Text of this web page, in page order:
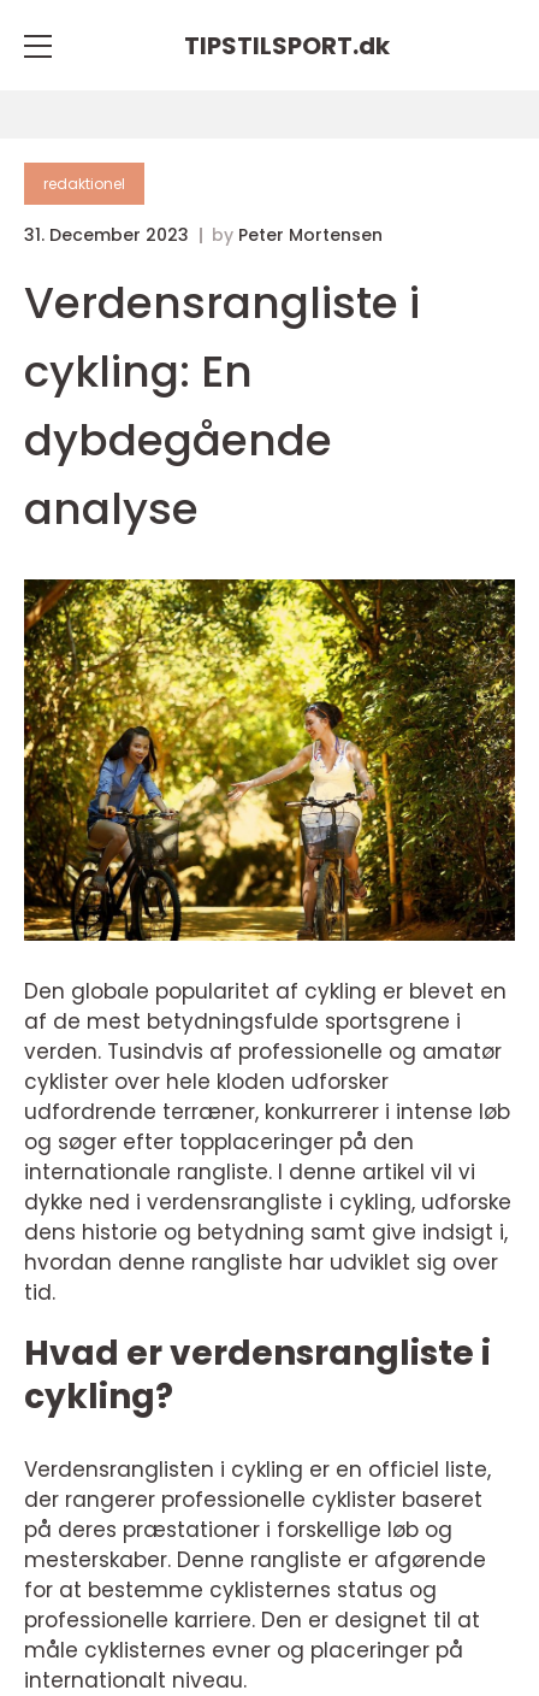
TIPSTILSPORT.dk
redaktionel
31. December 2023 by Peter Mortensen
Verdensrangliste i
cykling: En
dybdegående
analyse
Den globale popularitet af cykling er blevet en
af de mest betydningsfulde sportsgrene i
verden. Tusindvis af professionelle og amatør
cyklister over hele kloden udforsker
udfordrende terræner, konkurrerer i intense løb
og søger efter topplaceringer på den
internationale rangliste. I denne artikel vil vi
dykke ned i verdensrangliste i cykling, udforske
dens historie og betydning samt give indsigt i,
hvordan denne rangliste har udviklet sig over
tid.
Hvad er verdensrangliste i
cykling?
Verdensranglisten i cykling er en officiel liste,
der rangerer professionelle cyklister baseret
på deres præstationer i forskellige løb og
mesterskaber. Denne rangliste er afgørende
for at bestemme cyklisternes status og
professionelle karriere. Den er designet til at
måle cyklisternes evner og placeringer på
internationalt niveau.